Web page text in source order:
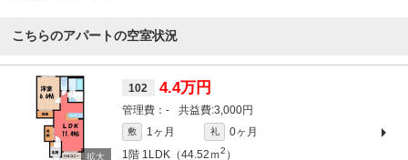
こちらのアパートの空室状況
102 4.4万円
- 3,000円
敷 1ヶ月 礼
0ヶ月
1階 1LDK（44.52ｍ2 ）